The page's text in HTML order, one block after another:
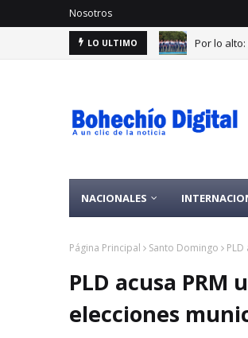
Nosotros
LO ULTIMO Por lo alto:
NACIONALES
Página Principal Santo Domingo
PLD acusa PRM
elecciones